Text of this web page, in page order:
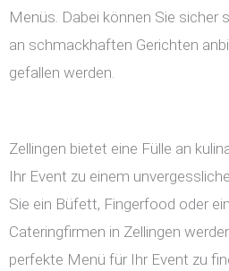
Menüs. Dabei können Sie sicher
an schmackhaften Gerichten
gefallen werden.
Zellingen bietet eine Fülle an
Ihr Event zu einem
Sie ein Büfett, Fingerfood oder
Cateringfirmen in Zellingen
perfekte Menü für Ihr Event zu